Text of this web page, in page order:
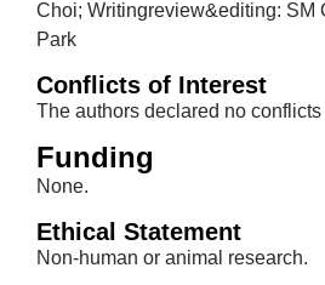
Choi; Writingreview&editing: SM
Park
Conflicts of Interest
The authors declared no conflicts
Funding
None.
Ethical Statement
Non-human or animal research.